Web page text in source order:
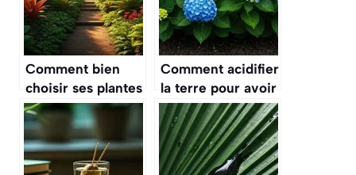
Comment bien
choisir ses plantes
pour un jardin à
l’ombre ?
Comment acidifier
la terre pour avoir
de beaux
hortensias bleus ?